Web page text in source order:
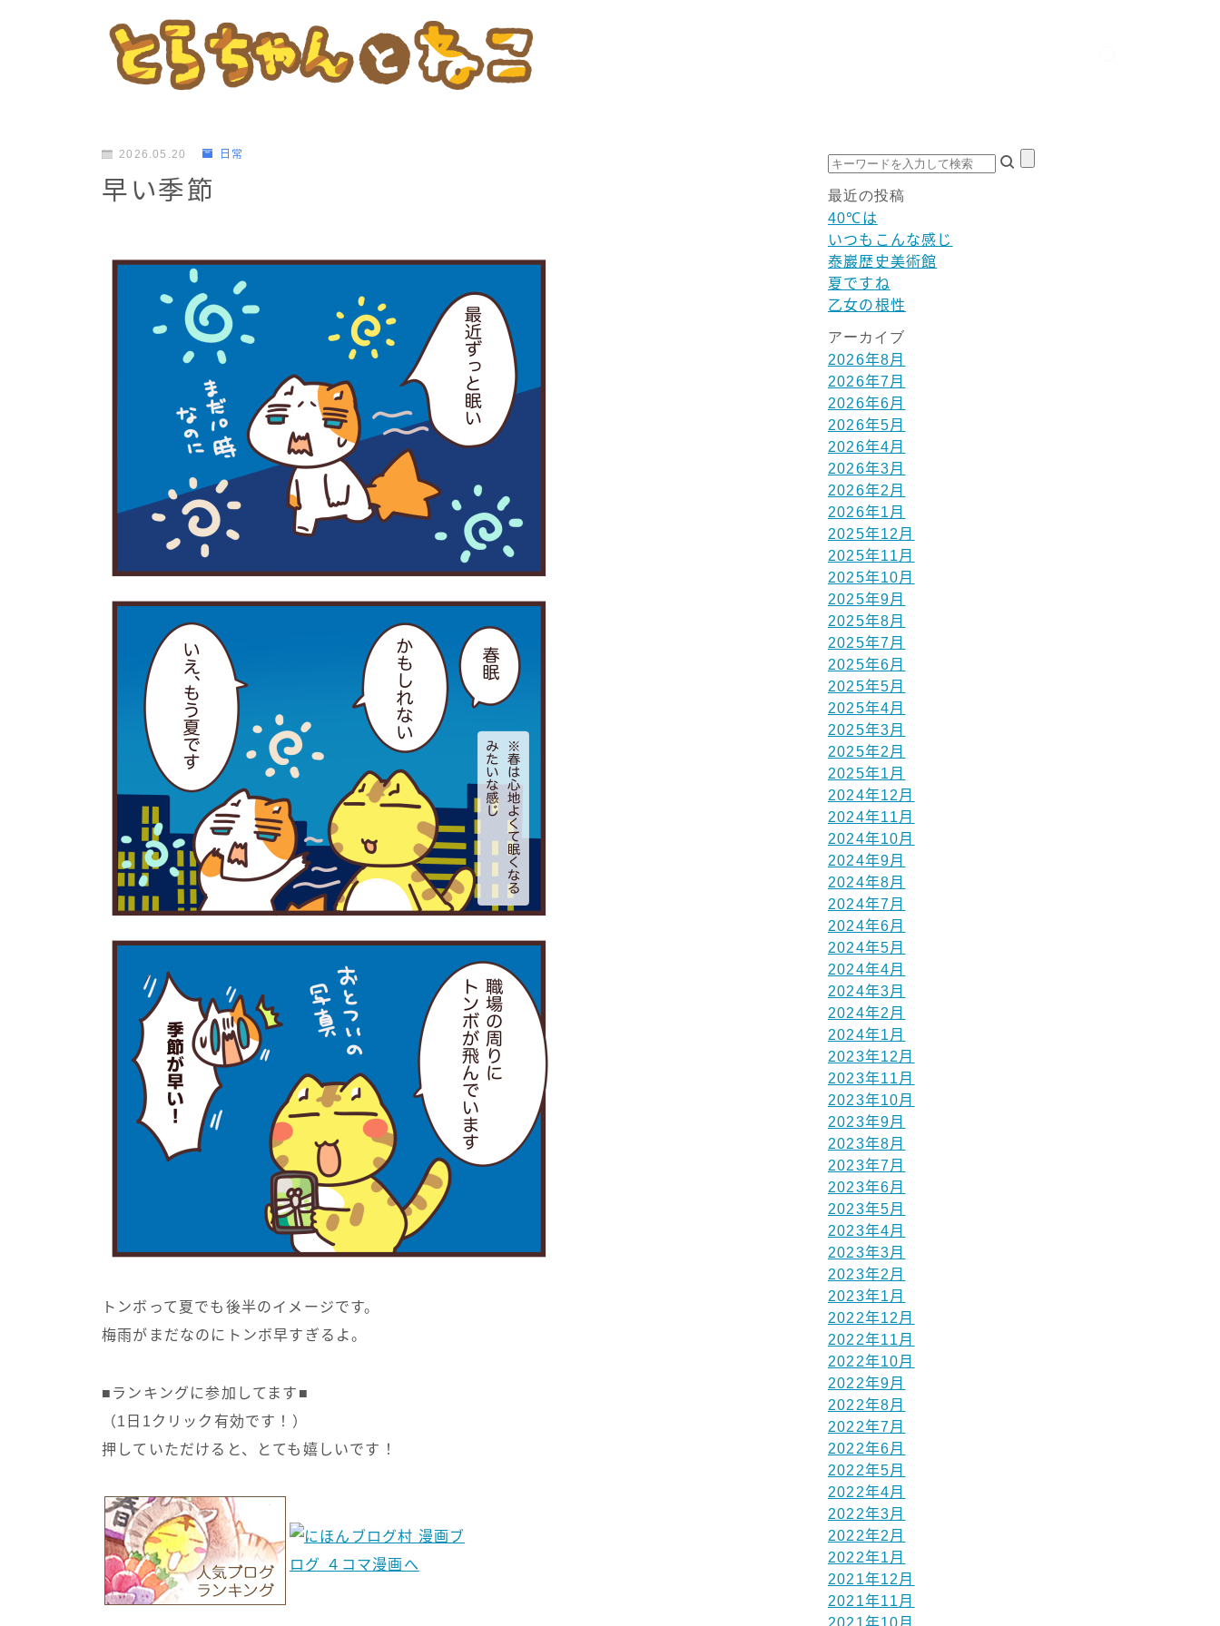
2026.05.20 日常
早い季節
トンボって夏でも後半のイメージです。
梅雨がまだなのにトンボ早すぎるよ。
■ランキングに参加してます■
（1日1クリック有効です！）
押していただけると、とても嬉しいです！
最近の投稿
40℃は
いつもこんな感じ
泰巖歴史美術館
夏ですね
乙女の根性
アーカイブ
2026年8月
2026年7月
2026年6月
2026年5月
2026年4月
2026年3月
2026年2月
2026年1月
2025年12月
2025年11月
2025年10月
2025年9月
2025年8月
2025年7月
2025年6月
2025年5月
2025年4月
2025年3月
2025年2月
2025年1月
2024年12月
2024年11月
2024年10月
2024年9月
2024年8月
2024年7月
2024年6月
2024年5月
2024年4月
2024年3月
2024年2月
2024年1月
2023年12月
2023年11月
2023年10月
2023年9月
2023年8月
2023年7月
2023年6月
2023年5月
2023年4月
2023年3月
2023年2月
2023年1月
2022年12月
2022年11月
2022年10月
2022年9月
2022年8月
2022年7月
2022年6月
2022年5月
2022年4月
2022年3月
2022年2月
2022年1月
2021年12月
2021年11月
2021年10月